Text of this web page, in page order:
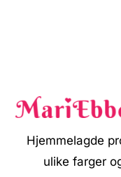
Hjemmelagde
ulike farger